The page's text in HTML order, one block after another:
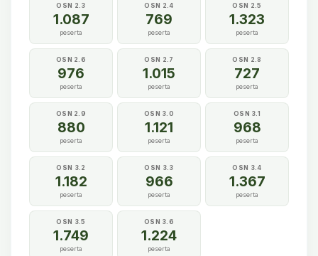
OSN 2.3
1.087
peserta
OSN 2.4
769
peserta
OSN 2.5
1.323
peserta
OSN 2.6
976
peserta
OSN 2.7
1.015
peserta
OSN 2.8
727
peserta
OSN 2.9
880
peserta
OSN 3.0
1.121
peserta
OSN 3.1
968
peserta
OSN 3.2
1.182
peserta
OSN 3.3
966
peserta
OSN 3.4
1.367
peserta
OSN 3.5
1.749
peserta
OSN 3.6
1.224
peserta